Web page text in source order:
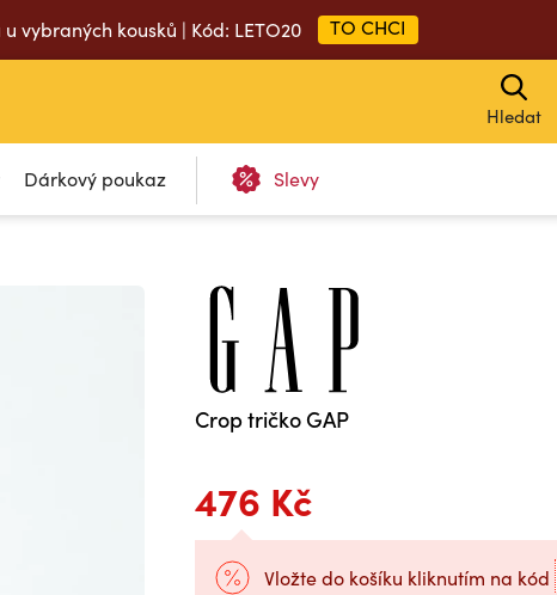
vybraných kousků | Kód: LETO20 TO CHCI
Dárkový poukaz Slevy
Hledat
Crop tričko GAP
476 Kč
Vložte do košíku kliknutím na kód